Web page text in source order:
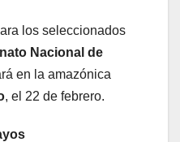
los seleccionados
Nacional de
en la amazónica
, el 22 de febrero.